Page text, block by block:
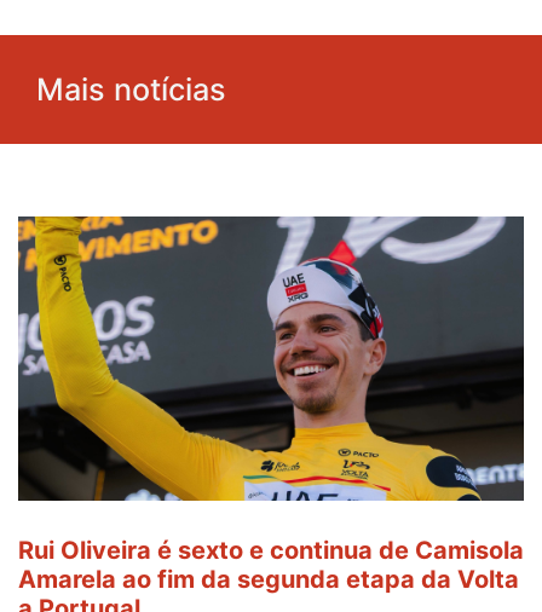
Mais notícias
Rui Oliveira é sexto e continua de Camisola
Amarela ao fim da segunda etapa da Volta